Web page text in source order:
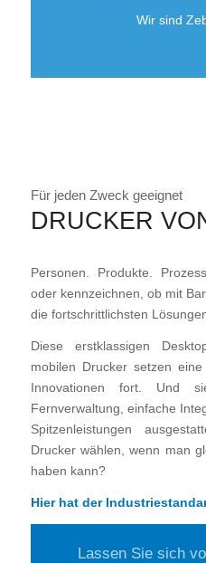
Wir sind
Für jeden Zweck geeignet
DRUCKER
Personen. Produkte.
oder kennzeichnen, ob mit
die fortschrittlichsten
Diese erstklassigen
mobilen Drucker setzen
Innovationen fort. Und
Fernverwaltung, einfache
Spitzenleistungen
Drucker wählen, wenn man
haben kann?
Hier hat der
Lassen Sie sich